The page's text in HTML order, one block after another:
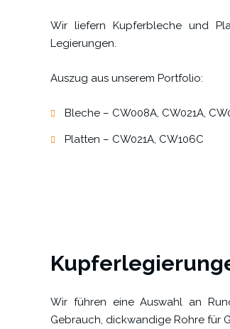
Wir liefern Kupferbleche und
Legierungen.
Auszug aus unserem Portfolio:
Bleche – CW008A, CW021A,
Platten – CW021A, CW106C
Wir führen eine Auswahl an
Gebrauch, dickwandige Rohre für